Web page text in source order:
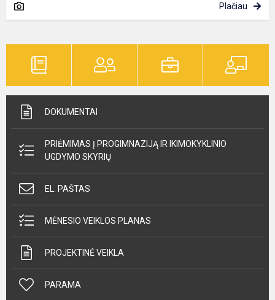
Plačiau
DOKUMENTAI
PRIĖMIMAS Į PROGIMNAZIJĄ IR IKIMOKYKLINIO
UGDYMO SKYRIŲ
EL. PAŠTAS
MĖNESIO VEIKLOS PLANAS
PROJEKTINĖ VEIKLA
PARAMA